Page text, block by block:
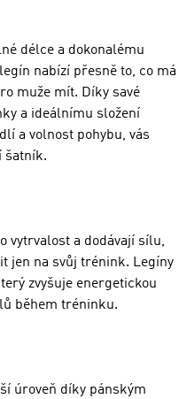
délce a dokonalému
nabízí přesně to, co má
muže mít. Díky savé
a ideálnímu složení
a volnost pohybu, vás
šatník.
vytrvalost a dodávají sílu,
jen na svůj trénink. Legíny
zvyšuje energetickou
během tréninku.
úroveň díky pánským